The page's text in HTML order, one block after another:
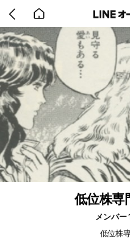
back
to
home
低位株専
メンバー
低位株